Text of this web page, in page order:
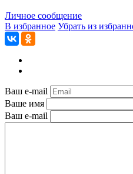
Личное сообщение
В избранное Убрать из
Ваш e-mail
Ваше имя
Ваш e-mail